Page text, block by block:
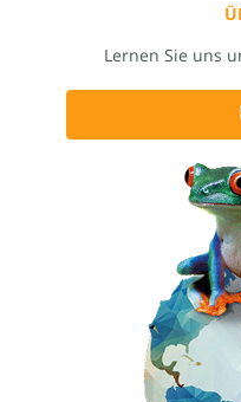
Lernen Sie uns